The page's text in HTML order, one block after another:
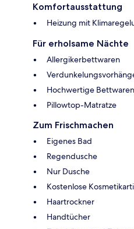
Komfortausstattung
Heizung mit
Für erholsame Nächte
Allergikerbettwaren
Hochwertige Bettwaren
Pillowtop-Matratze
Zum Frischmachen
Eigenes Bad
Regendusche
Nur Dusche
Kostenlose
Haartrockner
Handtücher